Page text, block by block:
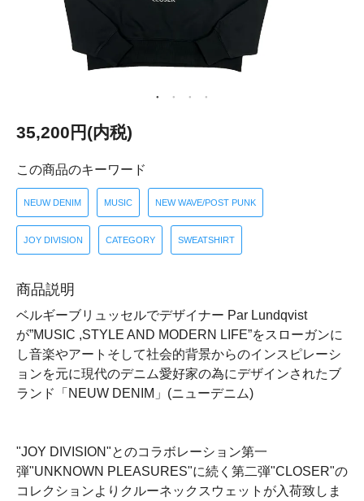
35,200円(内税)
この商品のキーワード
NEUW DENIM MUSIC NEW WAVE/POST PUNK
JOY DIVISION CATEGORY SWEATSHIRT
商品説明
ベルギーブリュッセルでデザイナー Par Lundqvist
が”MUSIC ,STYLE AND MODERN LIFE”をスローガンに
し音楽やアートそして社会的背景からのインスピレーシ
ョンを元に現代のデニム愛好家の為にデザインされたブ
ランド「NEUW DENIM」(ニューデニム)
"JOY DIVISION"とのコラボレーション第一
弾"UNKNOWN PLEASURES"に続く第二弾"CLOSER"の
コレクションよりクルーネックスウェットが入荷致しま